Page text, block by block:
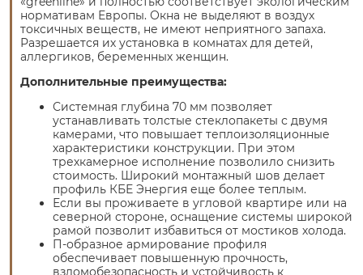
нормативам Европы. Окна не выделяют в воздух
токсичных веществ, не имеют неприятного запаха.
Разрешается их установка в комнатах для детей,
аллергиков, беременных женщин.
Дополнительные преимущества:
Системная глубина 70 мм позволяет
устанавливать толстые стеклопакеты с двумя
камерами, что повышает теплоизоляционные
характеристики конструкции. При этом
трехкамерное исполнение позволило снизить
стоимость. Широкий монтажный шов делает
профиль КБЕ Энергия еще более теплым.
Если вы проживаете в угловой квартире или на
северной стороне, оснащение системы широкой
рамой позволит избавиться от мостиков холода.
П-образное армирование профиля
обеспечивает повышенную прочность,
взломобезопасность и устойчивость к